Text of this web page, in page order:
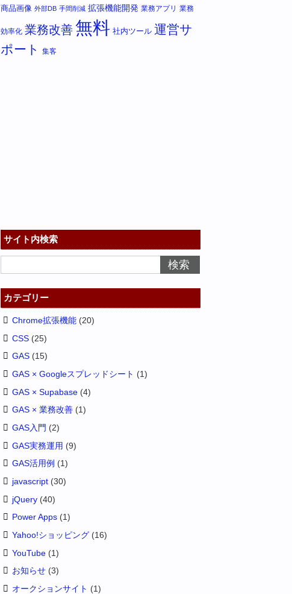
商品画像 外部DB 手間削減 拡張機能開発 業務アプリ 業務
効率化 業務改善無料 社内ツール 運営サ
ポート
集客
サイト内検索
カテゴリー
Chrome拡張機能 (20)
CSS (25)
GAS (15)
GAS × Googleスプレッドシート (1)
GAS × Supabase (4)
GAS × 業務改善 (1)
GAS入門 (2)
GAS実務運用 (9)
GAS活用例 (1)
javascript (30)
jQuery (40)
Power Apps (1)
Yahoo!ショッピング (16)
YouTube (1)
お知らせ (3)
オークションサイト (1)